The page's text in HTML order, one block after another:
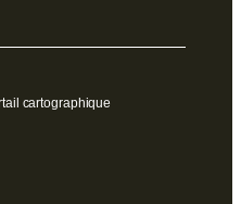
cartographique